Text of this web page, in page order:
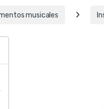
musicales